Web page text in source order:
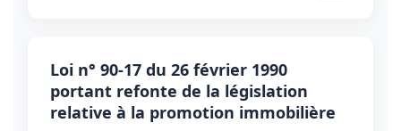
Loi n° 90-17 du 26 février 1990
portant refonte de la législation
relative à la promotion immobilière